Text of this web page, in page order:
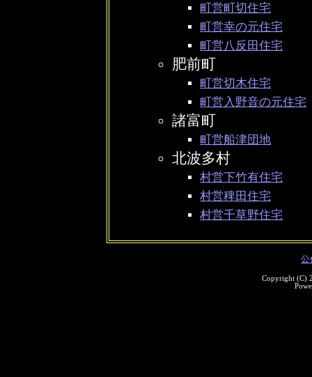
町営町切住宅
町営幸の元住宅
町営八反田住宅
肥前町
町営切木住宅
町営入野音の元住宅
諸富町
町営船津団地
北波多村
村営下竹有住宅
村営稗田住宅
村営千草野住宅
公
Copyright (C)